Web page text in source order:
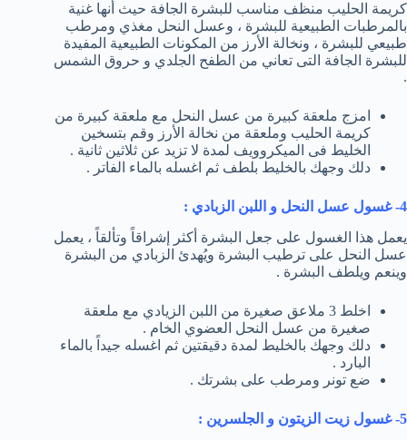
كريمة الحليب منظف مناسب للبشرة الجافة حيث أنها غنية
بالمرطبات الطبيعية للبشرة ، وعسل النحل مغذي ومرطب
طبيعي للبشرة ، ونخالة الأرز من المكونات الطبيعية المفيدة
للبشرة الجافة التى تعاني من الطفح الجلدي و حروق الشمس
.
امزج ملعقة كبيرة من عسل النحل مع ملعقة كبيرة من
كريمة الحليب وملعقة من نخالة الأرز وقم بتسخين
الخليط فى الميكروويف لمدة لا تزيد عن ثلاثين ثانية .
دلك وجهك بالخليط بلطف ثم اغسله بالماء الفاتر .
4- غسول عسل النحل و اللبن الزبادي :
يعمل هذا الغسول على جعل البشرة أكثر إشراقاً وتألقاً ، يعمل
عسل النحل على ترطيب البشرة ويُهدئ الزبادي من البشرة
وينعم ويلطف البشرة .
اخلط 3 ملاعق صغيرة من اللبن الزيادي مع ملعقة
صغيرة من عسل النحل العضوي الخام .
دلك وجهك بالخليط لمدة دقيقتين ثم اغسله جيداً بالماء
البارد .
ضع تونر ومرطب على بشرتك .
5- غسول زيت الزيتون و الجلسرين :